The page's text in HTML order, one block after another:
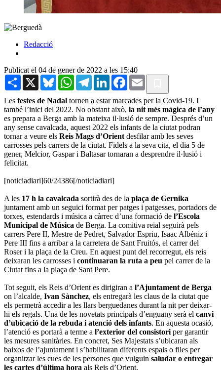
Redacció
Publicat el 04 de gener de 2022 a les 15:40
Share X BlueskyWhatsAppTelegramLinkedInFacebook
Email
Les festes de Nadal tornen a estar marcades per la Covid-19. I
també l’inici del 2022. No obstant això, la nit més màgica de l’any
es prepara a Berga amb la mateixa il·lusió de sempre. Després d’un
any sense cavalcada, aquest 2022 els infants de la ciutat podran
tornar a veure els Reis Mags d’Orient desfilar amb les seves
carrosses pels carrers de la ciutat. Fidels a la seva cita, el dia 5 de
gener, Melcior, Gaspar i Baltasar tornaran a desprendre il·lusió i
felicitat.
[noticiadiari]60/24386[/noticiadiari]
A les 17 h la cavalcada sortirà des de la plaça de Gernika
juntament amb un seguici format per patges i patgesses, portadors de
torxes, estendards i música a càrrec d’una formació de l’Escola
Municipal de Música de Berga. La comitiva reial seguirà pels
carrers Pere II, Mestre de Pedret, Salvador Espriu, Isaac Albéniz i
Pere III fins a arribar a la carretera de Sant Fruitós, el carrer del
Roser i la plaça de la Creu. En aquest punt del recorregut, els reis
deixaran les carrosses i continuaran la ruta a peu pel carrer de la
Ciutat fins a la plaça de Sant Pere.
Tot seguit, els Reis d’Orient es dirigiran a l’Ajuntament de Berga
on l’alcalde, Ivan Sànchez, els entregarà les claus de la ciutat que
els permetrà accedir a les llars berguedanes durant la nit per deixar-
hi els regals. Una de les novetats principals d’enguany serà el canvi
d’ubicació de la rebuda i atenció dels infants. En aquesta ocasió,
l’atenció es portarà a terme a l’exterior del consistori per garantir
les mesures sanitàries. En concret, Ses Majestats s’ubicaran als
baixos de l’ajuntament i s’habilitaran diferents espais o files per
organitzar les cues de les persones que vulguin saludar o entregar
les cartes d’última hora als Reis d’Orient.